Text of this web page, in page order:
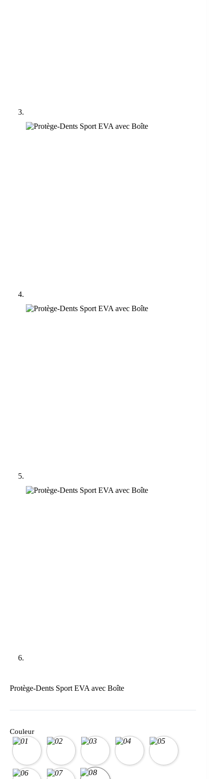
Protège-Dents Sport EVA avec Boîte
Couleur